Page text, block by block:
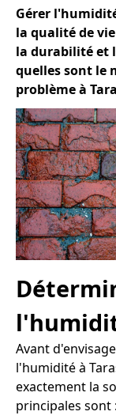
Gérer
la qualité de
la durabilité et
quelles sont le
problème à
Avant
l'humidité à
exactement la
principales sont :